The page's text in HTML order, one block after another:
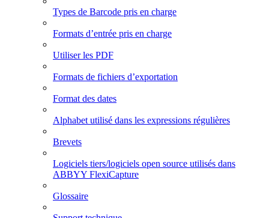
Types de Barcode pris en charge
Formats d’entrée pris en charge
Utiliser les PDF
Formats de fichiers d’exportation
Format des dates
Alphabet utilisé dans les expressions régulières
Brevets
Logiciels tiers/logiciels open source utilisés dans
ABBYY FlexiCapture
Glossaire